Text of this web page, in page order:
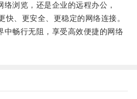
浏览，还是企业的远程办公，
快、更安全、更稳定的网络连接。
畅行无阻，享受高效便捷的网络